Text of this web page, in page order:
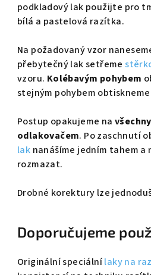
podkladový lak použijte pro
bílá a pastelová razítka.
Na požadovaný vzor
přebytečný lak setřeme
vzoru. Kolébavým pohybem
stejným pohybem
Postup opakujeme na
odlakovačem. Po zaschnutí
lak nanášíme jedním tahem a
rozmazat.
Drobné korektury lze
Doporučujeme
Originální speciálnílaky na